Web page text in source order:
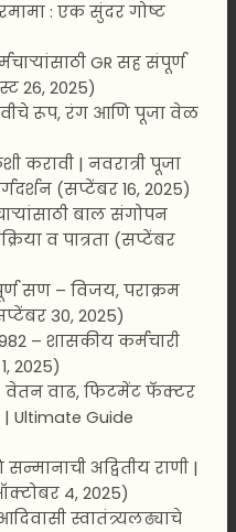
: एक सुंदर गोष्ट
GR सह संपूर्ण
26, 2025)
देवीचे रूप, रंग आणि पूजा वेळ
करावी | नवरात्री पूजा
(सप्टेंबर 16, 2025)
बाल संगोपन
व पात्रता (सप्टेंबर
सण – विजय, पराक्रम
30, 2025)
– शासकीय कर्मचारी
2025)
वेतन वाढ, फिटमेंट फॅक्टर
Guide
सन्मानाची अद्वितीय राणी |
4, 2025)
स्वातंत्र्यलढ्याचे